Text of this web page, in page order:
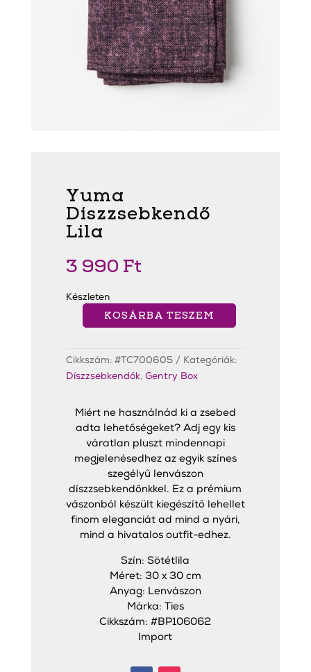
Yuma
Díszzsebkendő
Lila
3 990 Ft
Készleten
Díszzsebkendő
KOSÁRBA TESZEM
Cikkszám: #TC700605
Kategóriák:
Díszzsebkendők, Gentry Box
Miért ne használnád ki a zsebed
adta lehetőségeket? Adj egy kis
váratlan pluszt mindennapi
megjelenésedhez az egyik színes
szegélyű lenvászon
díszzsebkendőnkkel. Ez a prémium
vászonból készült kiegészítő lehellet
finom eleganciát ad mind a nyári,
mind a hivatalos outfit-edhez.
Szín: Sötétlila
Méret: 30 x 30 cm
Anyag: Lenvászon
Márka: Ties
Cikkszám: #BP106062
Import